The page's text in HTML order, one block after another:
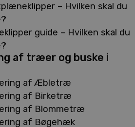
– Hvilken skal du
guide – Hvilken skal du
af træer og buske i
af Æbletræ
af Birketræ
af Blommetræ
af Bøgehæk